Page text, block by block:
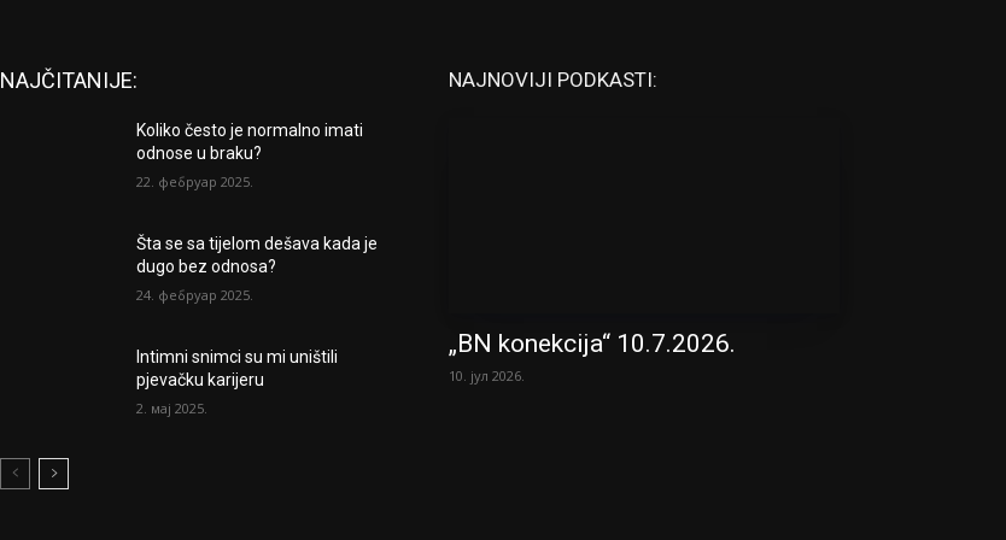
NAJČITANIJE:
Koliko često je normalno imati
odnose u braku?
22. фебруар 2025.
Šta se sa tijelom dešava kada je
dugo bez odnosa?
24. фебруар 2025.
Intimni snimci su mi uništili
pjevačku karijeru
2. мај 2025.
NAJNOVIJI PODKASTI:
„BN konekcija“ 10.7.2026.
10. јул 2026.